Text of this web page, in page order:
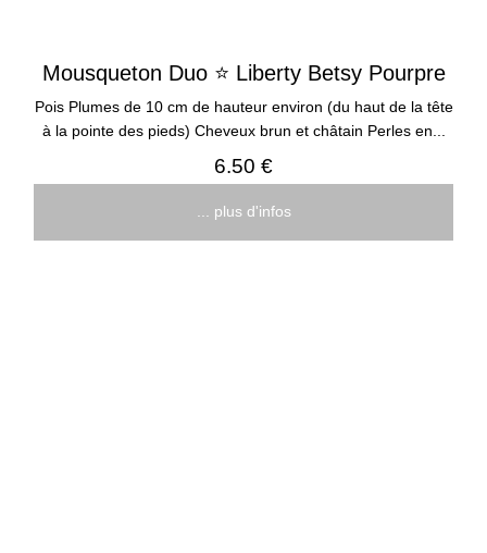
Mousqueton Duo ⭐ Liberty Betsy Pourpre
Pois Plumes de 10 cm de hauteur environ (du haut de la tête
à la pointe des pieds) Cheveux brun et châtain Perles en...
6.50 €
... plus d'infos